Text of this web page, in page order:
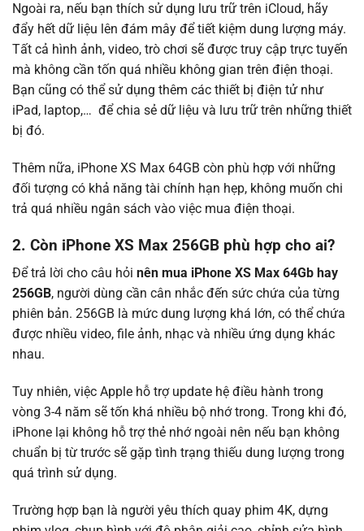
Ngoài ra, nếu bạn thích sử dụng lưu trữ trên iCloud, hãy
đẩy hết dữ liệu lên đám mây để tiết kiệm dung lượng máy.
Tất cả hình ảnh, video, trò chơi sẽ được truy cập trực tuyến
mà không cần tốn quá nhiều không gian trên điện thoại.
Bạn cũng có thể sử dụng thêm các thiết bị điện tử như
iPad, laptop,… để chia sẻ dữ liệu và lưu trữ trên những thiết
bị đó.
Thêm nữa, iPhone XS Max 64GB còn phù hợp với những
đối tượng có khả năng tài chính hạn hẹp, không muốn chi
trả quá nhiều ngân sách vào việc mua điện thoại.
2. Còn iPhone XS Max 256GB phù hợp cho ai?
Để trả lời cho câu hỏi nên mua iPhone XS Max 64Gb hay
256GB, người dùng cần cân nhắc đến sức chứa của từng
phiên bản. 256GB là mức dung lượng khá lớn, có thể chứa
được nhiều video, file ảnh, nhạc và nhiều ứng dụng khác
nhau.
Tuy nhiên, việc Apple hỗ trợ update hệ điều hành trong
vòng 3-4 năm sẽ tốn khá nhiều bộ nhớ trong. Trong khi đó,
iPhone lại không hỗ trợ thẻ nhớ ngoài nên nếu bạn không
chuẩn bị từ trước sẽ gặp tình trạng thiếu dung lượng trong
quá trình sử dụng.
Trường hợp bạn là người yêu thích quay phim 4K, dựng